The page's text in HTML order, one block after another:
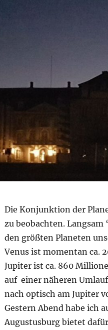
Die Konjunktion der
zu beobachten.
den größten Planeten
Venus ist momentan ca.
Jupiter ist ca. 860
auf einer näheren
nach optisch am Jupiter
Gestern Abend habe ich
Augustusburg bietet